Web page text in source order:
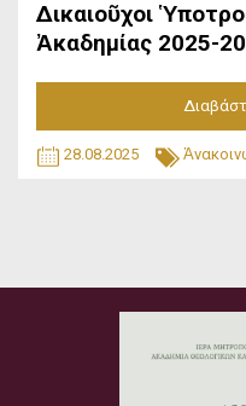
Δικαιοῦχοι
Ἀκαδημίας 2025-
28.08.2025